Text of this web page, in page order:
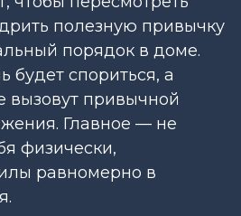
полезную привычку
порядок в доме.
будет спориться, а
вызовут привычной
Главное — не
физически,
равномерно в